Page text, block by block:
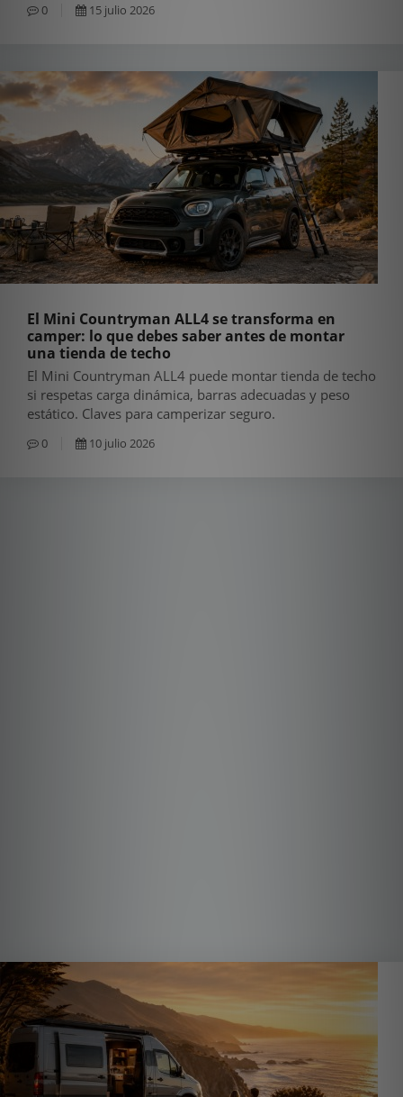
0 15 julio 2026
El Mini Countryman ALL4 se transforma en
camper: lo que debes saber antes de montar
una tienda de techo
El Mini Countryman ALL4 puede montar tienda de techo
si respetas carga dinámica, barras adecuadas y peso
estático. Claves para camperizar seguro.
0 10 julio 2026